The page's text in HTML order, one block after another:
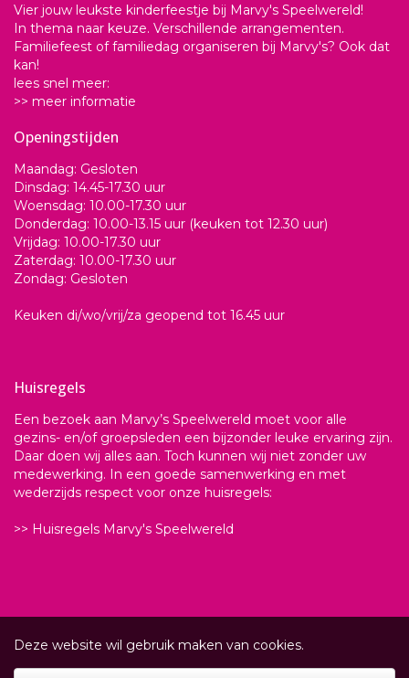
Vier jouw leukste kinderfeestje bij Marvy's Speelwereld!
In thema naar keuze. Verschillende arrangementen.
Familiefeest of familiedag organiseren bij Marvy's? Ook dat
kan!
lees snel meer:
>> meer informatie
Openingstijden
Maandag: Gesloten
Dinsdag: 14.45-17.30 uur
Woensdag: 10.00-17.30 uur
Donderdag: 10.00-13.15 uur (keuken tot 12.30 uur)
Vrijdag: 10.00-17.30 uur
Zaterdag: 10.00-17.30 uur
Zondag: Gesloten
Keuken di/wo/vrij/za geopend tot 16.45 uur
Huisregels
Een bezoek aan Marvy’s Speelwereld moet voor alle
gezins- en/of groepsleden een bijzonder leuke ervaring zijn.
Daar doen wij alles aan. Toch kunnen wij niet zonder uw
medewerking. In een goede samenwerking en met
wederzijds respect voor onze huisregels:
>> Huisregels Marvy's Speelwereld
Deze website wil gebruik maken van cookies.